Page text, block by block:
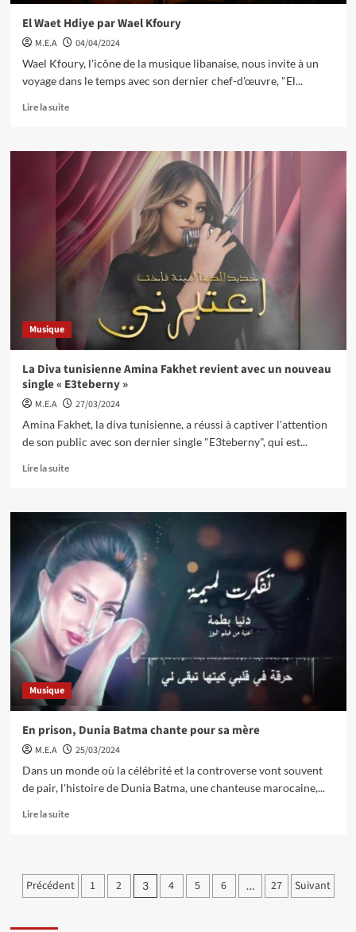
El Waet Hdiye par Wael Kfoury
M.E.A
04/04/2024
Wael Kfoury, l'icône de la musique libanaise, nous invite à un
voyage dans le temps avec son dernier chef-d'œuvre, "El...
Lire la suite
Musique
La Diva tunisienne Amina Fakhet revient avec un nouveau
single « E3teberny »
M.E.A
27/03/2024
Amina Fakhet, la diva tunisienne, a réussi à captiver l'attention
de son public avec son dernier single "E3teberny", qui est...
Lire la suite
Musique
En prison, Dunia Batma chante pour sa mère
M.E.A
25/03/2024
Dans un monde où la célébrité et la controverse vont souvent
de pair, l'histoire de Dunia Batma, une chanteuse marocaine,...
Lire la suite
Pagination
des
Précédent 1 2 3 4 5 6 … 27 Suivant